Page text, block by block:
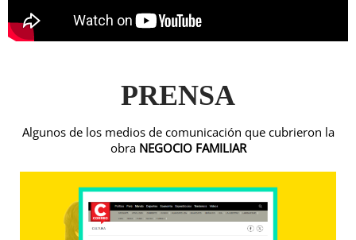
PRENSA
Algunos de los medios de comunicación que cubrieron la
obra NEGOCIO FAMILIAR